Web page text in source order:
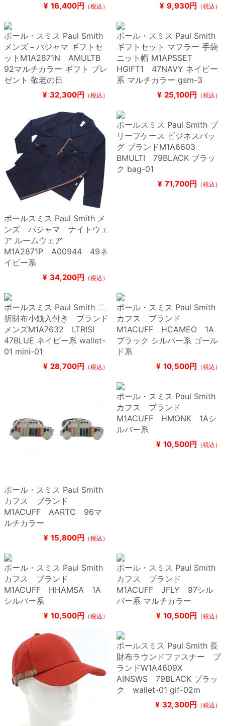
¥ 16,400円 （税込） ¥ 9,930円 （税込）
ポール・スミス Paul Smith
メンズ－パジャマ ギフトセ
ットM1A2871N AMULTB
92マルチカラー ギフト プレ
ゼント 敬老の日
¥ 32,300円 （税込）
ポール・スミス Paul Smith
ギフトセット マフラー 手袋
ニット帽 M1APSSET
HGIFT1 47NAVY ネイビー
系 マルチカラー gsm-3
¥ 25,100円 （税込）
ポールスミス Paul Smith メ
ンズ－パジャマ ナイトウェ
ア ルームウェア
M1A2871P A00944 49ネ
イビー系
¥ 34,200円 （税込）
ポールスミス Paul Smith ブ
リーフケース ビジネスバッ
グ ブランドM1A6603
BMULTI 79BLACK ブラッ
ク bag-01
¥ 71,700円 （税込）
ポールスミス Paul Smith 二
折財布小銭入付き ブランド
メンズM1A7632 LTRISI
47BLUE ネイビー系 wallet-
01 mini-01
¥ 28,700円 （税込）
ポール・スミス Paul Smith
カフス ブランド
M1ACUFF HCAMEO 1A
ブラック シルバー系 ゴール
ド系
¥ 10,500円 （税込）
ポール・スミス Paul Smith
カフス ブランド
M1ACUFF AARTC 96マ
ルチカラー
¥ 15,800円 （税込）
ポール・スミス Paul Smith
カフス ブランド
M1ACUFF HMONK 1Aシ
ルバー系
¥ 10,500円 （税込）
ポール・スミス Paul Smith
カフス ブランド
M1ACUFF HHAMSA 1A
シルバー系
¥ 10,500円 （税込）
ポール・スミス Paul Smith
カフス ブランド
M1ACUFF JFLY 97シル
バー系 マルチカラー
¥ 10,500円 （税込）
ポールスミス Paul Smith 長
財布ラウンドファスナー ブ
ランドW1A4609X
AINSWS 79BLACK ブラッ
ク wallet-01 gif-02m
¥ 32,300円 （税込）